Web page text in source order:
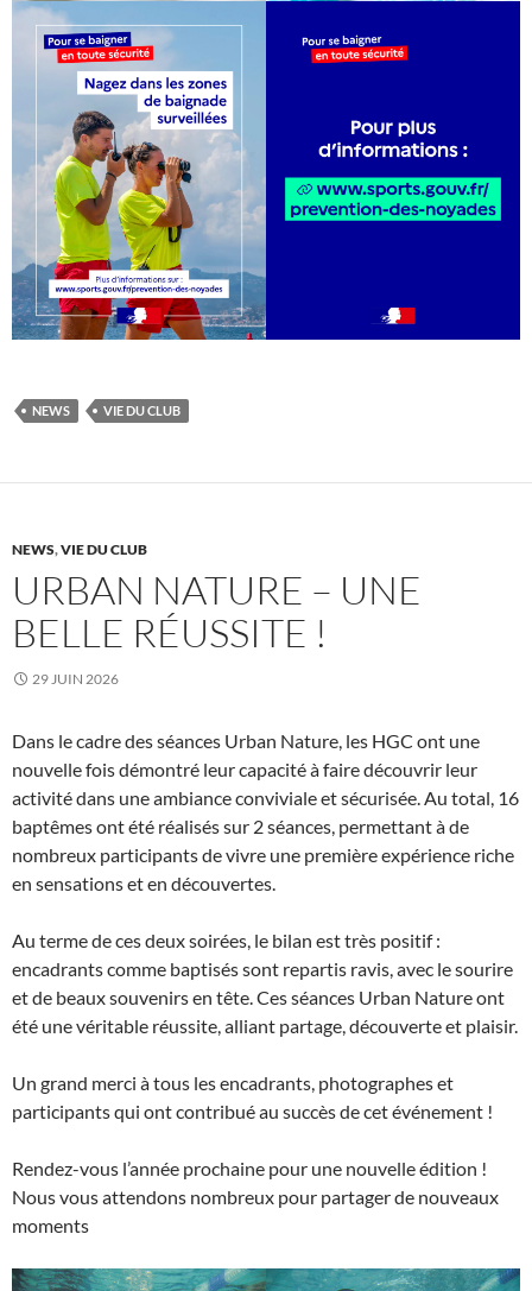
NEWS VIE DU CLUB
NEWS,VIE DU CLUB
URBAN NATURE – UNE
BELLE RÉUSSITE !
29 JUIN 2026
Dans le cadre des séances Urban Nature, les HGC ont une
nouvelle fois démontré leur capacité à faire découvrir leur
activité dans une ambiance conviviale et sécurisée. Au total, 16
baptêmes ont été réalisés sur 2 séances, permettant à de
nombreux participants de vivre une première expérience riche
en sensations et en découvertes.
Au terme de ces deux soirées, le bilan est très positif :
encadrants comme baptisés sont repartis ravis, avec le sourire
et de beaux souvenirs en tête. Ces séances Urban Nature ont
été une véritable réussite, alliant partage, découverte et plaisir.
Un grand merci à tous les encadrants, photographes et
participants qui ont contribué au succès de cet événement !
Rendez-vous l’année prochaine pour une nouvelle édition !
Nous vous attendons nombreux pour partager de nouveaux
moments